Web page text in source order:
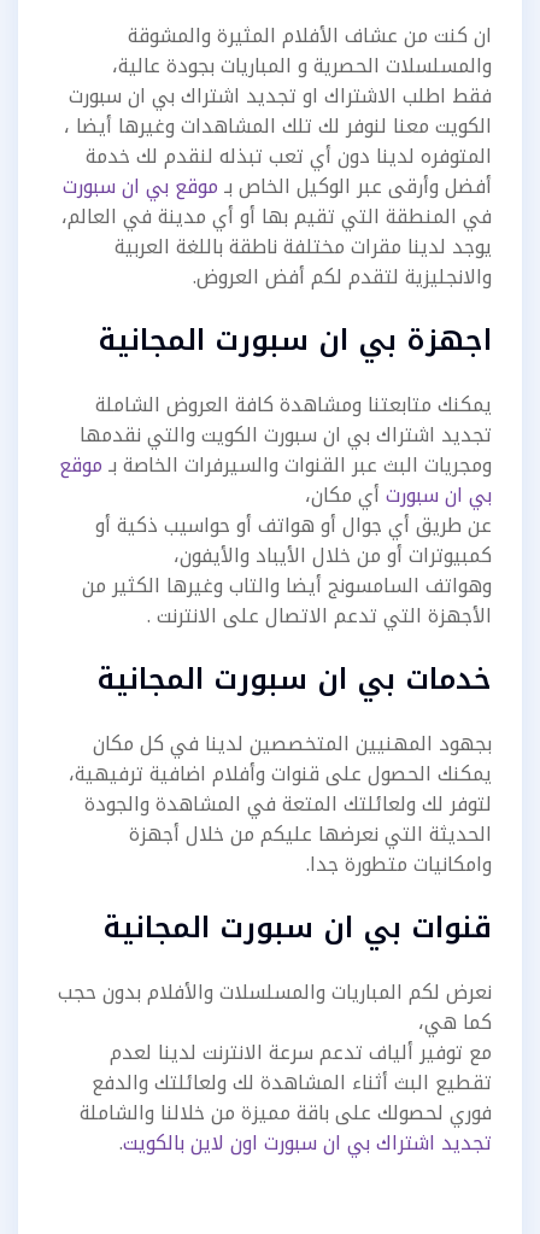
ان كنت من عشاف الأفلام المثيرة والمشوقة
والمسلسلات الحصرية و المباريات بجودة عالية،
فقط اطلب الاشتراك او تجديد اشتراك بي ان سبورت
الكويت معنا لنوفر لك تلك المشاهدات وغيرها أيضا ،
المتوفره لدينا دون أي تعب تبذله لنقدم لك خدمة
أفضل وأرقى عبر الوكيل الخاص بـموقع بي ان سبورت
في المنطقة التي تقيم بها أو أي مدينة في العالم،
يوجد لدينا مقرات مختلفة ناطقة باللغة العربية
والانجليزية لتقدم لكم أفض العروض.
اجهزة بي ان سبورت المجانية
يمكنك متابعتنا ومشاهدة كافة العروض الشاملة
تجديد اشتراك بي ان سبورت الكويت والتي نقدمها
ومجريات البث عبر القنوات والسيرفرات الخاصة بـموقع
بي ان سبورتأي مكان،
عن طريق أي جوال أو هواتف أو حواسيب ذكية أو
كمبيوترات أو من خلال الأيباد والأيفون،
وهواتف السامسونج أيضا والتاب وغيرها الكثير من
الأجهزة التي تدعم الاتصال على الانترنت .
خدمات بي ان سبورت المجانية
بجهود المهنيين المتخصصين لدينا في كل مكان
يمكنك الحصول على قنوات وأفلام اضافية ترفيهية،
لتوفر لك ولعائلتك المتعة في المشاهدة والجودة
الحديثة التي نعرضها عليكم من خلال أجهزة
وامكانيات متطورة جدا.
قنوات بي ان سبورت المجانية
نعرض لكم المباريات والمسلسلات والأفلام بدون حجب
كما هي،
مع توفير ألياف تدعم سرعة الانترنت لدينا لعدم
تقطيع البث أثناء المشاهدة لك ولعائلتك والدفع
فوري لحصولك على باقة مميزة من خلالنا والشاملة
تجديد اشتراك بي ان سبورت اون لاين بالكويت.